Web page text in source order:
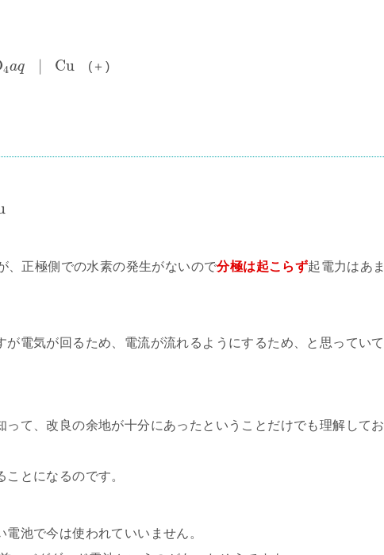
4aq | Cu (＋)
、正極側での水素の発生がないので分極は起こらず起電力はあま
電気が回るため、電流が流れるようにするため、と思っていて
て、改良の余地が十分にあったということだけでも理解してお
とになるのです。
池で今は使われていいません。